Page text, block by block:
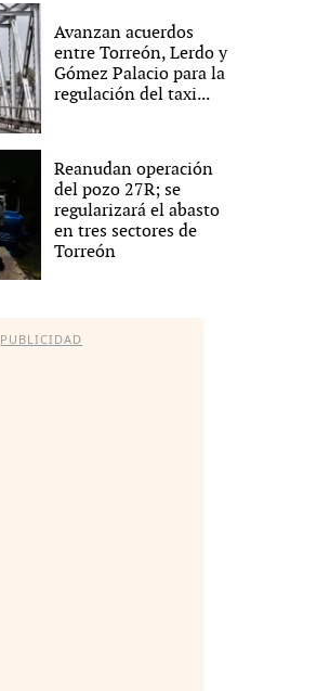
Avanzan acuerdos
entre Torreón, Lerdo y
Gómez Palacio para la
regulación del taxi...
Reanudan operación
del pozo 27R; se
regularizará el abasto
en tres sectores de
Torreón
PUBLICIDAD